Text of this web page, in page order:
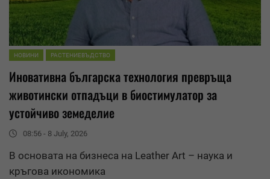
НОВИНИ РАСТЕНИЕВЪДСТВО
Иновативна българска технология превръща
животински отпадъци в биостимулатор за
устойчиво земеделие
08:56 - 8 July, 2026
В основата на бизнеса на Leather Art – наука и
кръгова икономика